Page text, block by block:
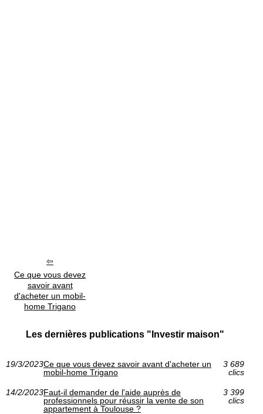
Ce que vous devez
savoir avant
d'acheter un mobil-
home Trigano
Les dernières publications "Investir maison"
19/3/2023Ce que vous devez savoir avant d'acheter un
mobil-home Trigano
3 689
clics
14/2/2023Faut-il demander de l'aide auprès de
professionnels pour réussir la vente de son
appartement à Toulouse ?
3 399
clics